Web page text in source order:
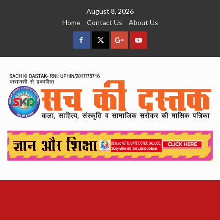
August 8, 2026
Home
Contact Us About Us
facebookTwitterGoogleYouTube